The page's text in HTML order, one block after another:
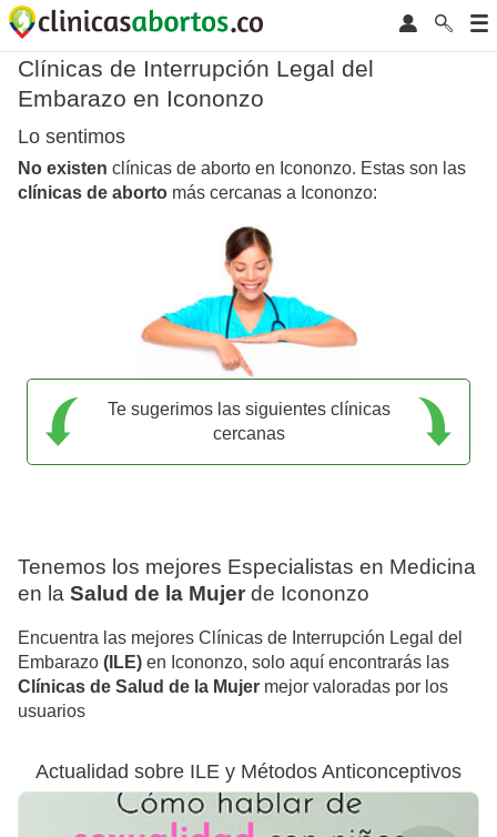
Clínicas de Interrupción Legal del
Embarazo en Icononzo
Lo sentimos
No existen clínicas de aborto en Icononzo. Estas son las
clínicas de aborto más cercanas a Icononzo:
Te sugerimos las siguientes clínicas
cercanas
Tenemos los mejores Especialistas en Medicina
en la Salud de la Mujer de Icononzo
Encuentra las mejores Clínicas de Interrupción Legal del
Embarazo (ILE) en Icononzo, solo aquí encontrarás las
Clínicas de Salud de la Mujer mejor valoradas por los
usuarios
Actualidad sobre ILE y Métodos Anticonceptivos